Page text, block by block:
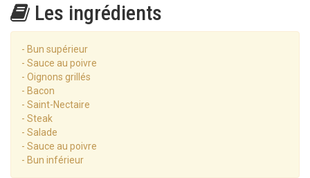
Les ingrédients
- Bun supérieur
- Sauce au poivre
- Oignons grillés
- Bacon
- Saint-Nectaire
- Steak
- Salade
- Sauce au poivre
- Bun inférieur